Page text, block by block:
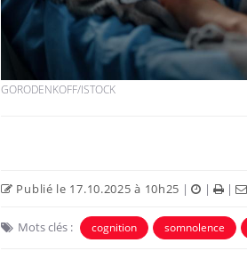
GORODENKOFF/ISTOCK
Publié le 17.10.2025 à 10h25 | | |
Mots clés : cognition somnolence
quelle trousse à
pharmacie pour les
vacances ?